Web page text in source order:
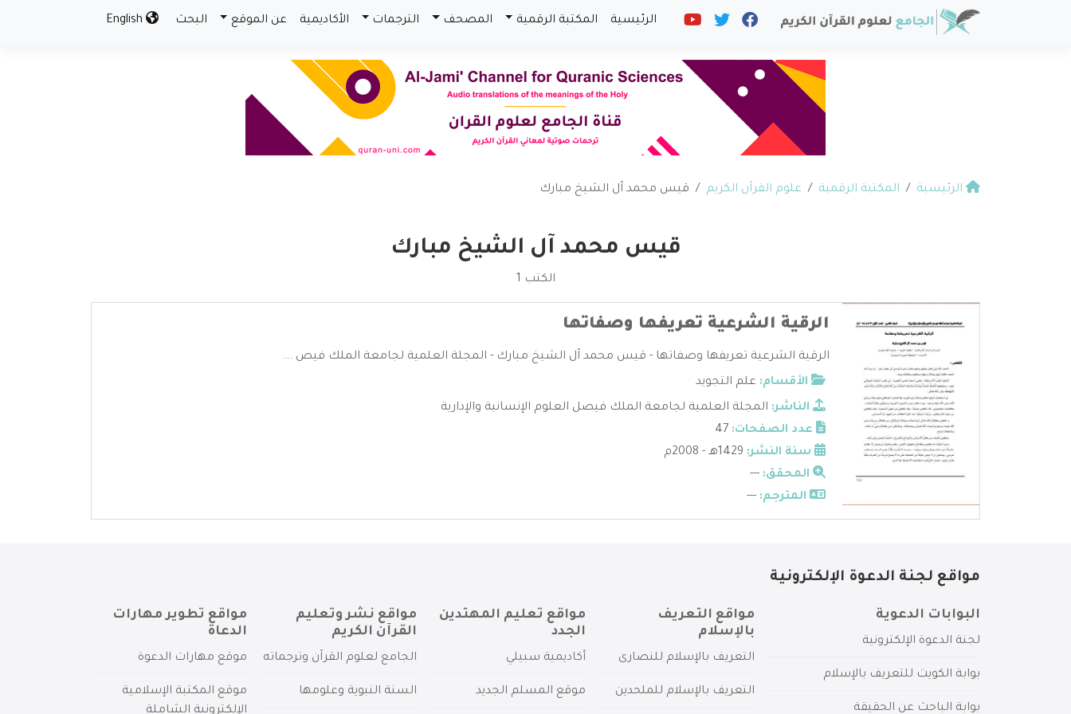
الرئيسية المكتبة الرقمية المصحف الترجمات الأكاديمية عن الموقع البحث
الرئيسية المكتبة الرقمية علوم القرآن الكريم قيس محمد آل الشيخ مبارك
قيس محمد آل الشيخ مبارك
الكتب 1
الرقية الشرعية تعريفها وصفاتها
الرقية الشرعية تعريفها وصفاتها - قيس محمد آل الشيخ مبارك - المجلة العلمية لجامعة الملك فيص ...
الأقسام: علم التجويد
الناشر: المجلة العلمية لجامعة الملك فيصل العلوم الإنسانية والإدارية
عدد الصفحات:
سنة النشر:
المحقق: ---
المترجم: ---
مواقع لجنة الدعوة الإلكترونية
البوابات الدعوية
لجنة الدعوة الإلكترونية
بوابة الكويت للتعريف بالإسلام
بوابة الباحث عن الحقيقة
مواقع التعريف
بالإسلام
التعريف بالإسلام للنصارى
التعريف بالإسلام للملحدين
مواقع تعليم المهتدين
الجدد
أكاديمية سبيلي
موقع المسلم الجديد
مواقع نشر وتعليم
القرآن الكريم
الجامع لعلوم القرآن وترجماته
السنة النبوية وعلومها
مواقع تطوير مهارات
الدعاة
موقع مهارات الدعوة
موقع المكتبة الإسلامية
الإلكترونية الشاملة